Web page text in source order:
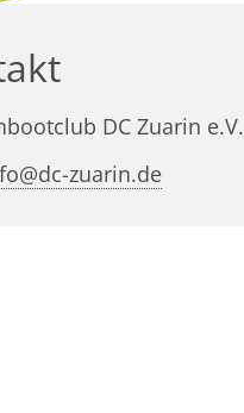
DC Zuarin e.V.
zuarin.de